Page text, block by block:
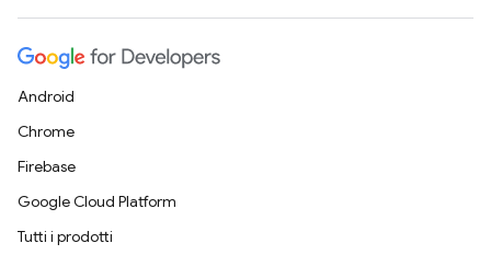
Android
Chrome
Firebase
Google Cloud Platform
Tutti i prodotti